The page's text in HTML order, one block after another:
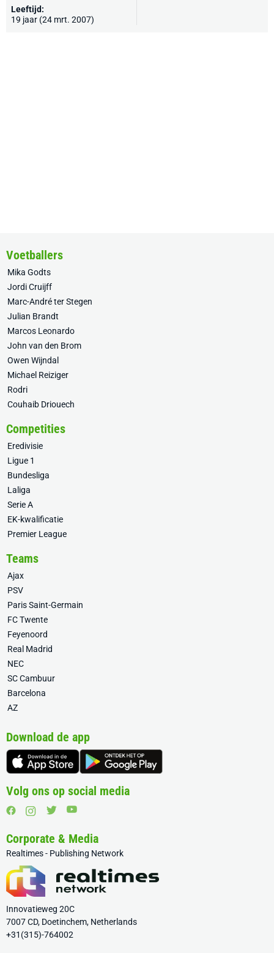
Leeftijd:
19 jaar (24 mrt. 2007)
Voetballers
Mika Godts
Jordi Cruijff
Marc-André ter Stegen
Julian Brandt
Marcos Leonardo
John van den Brom
Owen Wijndal
Michael Reiziger
Rodri
Couhaib Driouech
Competities
Eredivisie
Ligue 1
Bundesliga
Laliga
Serie A
EK-kwalificatie
Premier League
Teams
Ajax
PSV
Paris Saint-Germain
FC Twente
Feyenoord
Real Madrid
NEC
SC Cambuur
Barcelona
AZ
Download de app
Volg ons op social media
Corporate & Media
Realtimes - Publishing Network
Innovatieweg 20C
7007 CD, Doetinchem, Netherlands
+31(315)-764002